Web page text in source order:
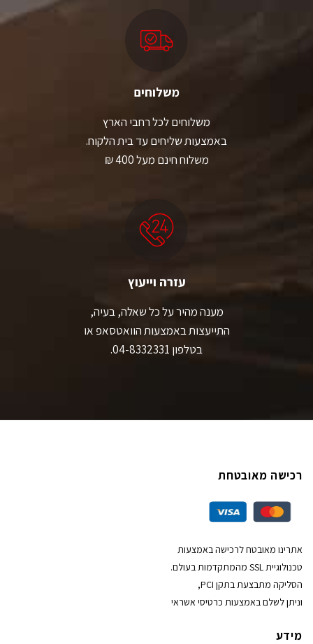
משלוחים
משלוחים לכל רחבי הארץ
באמצעות שליחים עד בית הלקוח.
משלוח חינם מעל 400 ₪
עזרה וייעוץ
מענה מהיר על כל שאלה, בעיה,
התייעצות באמצעות הוואטסאפ או
בטלפון 04-8332331.
רכישה מאובטחת
אתרינו מאובטח לרכישה באמצעות
טכנולוגיית SSL מהמתקדמות בעולם.
הסליקה מתבצעת בתקן PCI,
וניתן לשלם באמצעות כרטיסי אשראי
מידע